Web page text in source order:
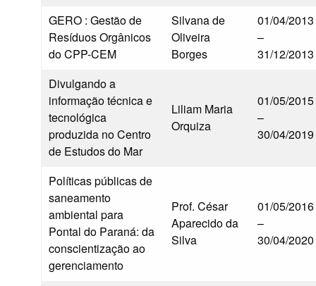
GERO : Gestão de
Resíduos Orgânicos
do CPP-CEM
Silvana de
Oliveira
Borges
01/04/2013
–
31/12/2013
Divulgando a
informação técnica e
tecnológica
produzida no Centro
de Estudos do Mar
Liliam Maria
Orquiza
01/05/2015
–
30/04/2019
Políticas públicas de
saneamento
ambiental para
Pontal do Paraná: da
conscientização ao
gerenciamento
Prof. César
Aparecido da
Silva
01/05/2016
–
30/04/2020